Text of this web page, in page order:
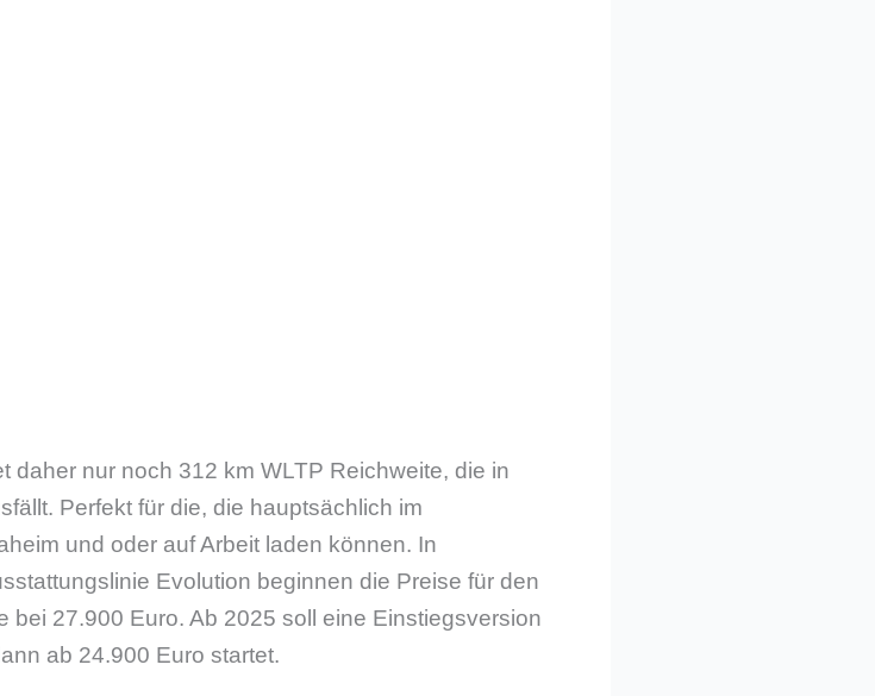
daher nur noch 312 km WLTP Reichweite, die in
Perfekt für die, die hauptsächlich im
und oder auf Arbeit laden können. In
Evolution beginnen die Preise für den
bei 27.900 Euro. Ab 2025 soll eine Einstiegsversion
ab 24.900 Euro startet.